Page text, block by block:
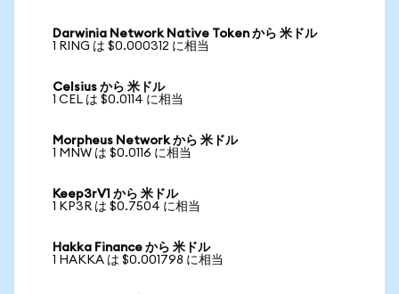
Darwinia Network Native Token から 米ドル
1 RING は $0.000312 に相当
Celsius から 米ドル
1 CEL は $0.0114 に相当
Morpheus Network から 米ドル
1 MNW は $0.0116 に相当
Keep3rV1 から 米ドル
1 KP3R は $0.7504 に相当
Hakka Finance から 米ドル
1 HAKKA は $0.001798 に相当